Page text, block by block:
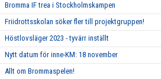
Bromma IF trea i Stockholmskampen
Friidrottsskolan söker fler till projektgruppen!
Höstlovsläger 2023 - tyvärr inställt
Nytt datum för inne-KM: 18 november
Allt om Brommaspelen!